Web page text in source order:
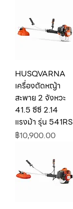
HUSQVARNA
เครื่องตัดหญ้า
สะพาย 2 จังหวะ
41.5 ซีซี 2.14
แรงม้า รุ่น 541RS
ราคา
฿10,900.00